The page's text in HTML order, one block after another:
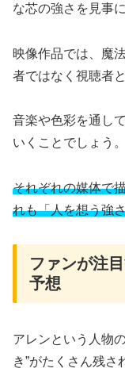
な芯の強さを見事
映像作品では、魔
者ではなく視聴者
音楽や色彩を通し
いくことでしょう。
それぞれの媒体で
れも「人を想う強
ファンが注
予想
アレンという人物
き”がたくさん残さ